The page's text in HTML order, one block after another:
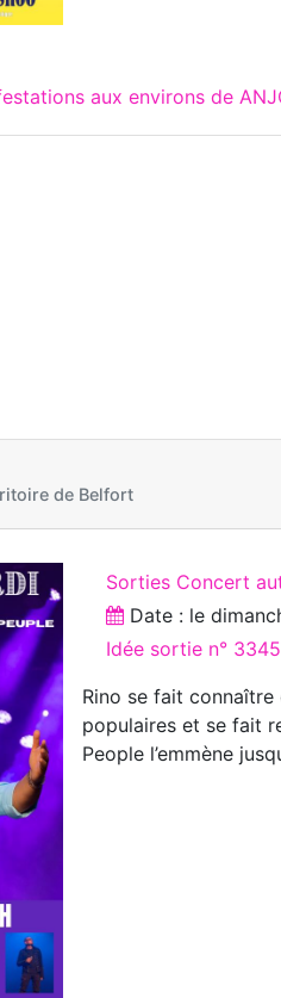
aux environs de
de Belfort
Sorties Concert
Date : le
Idée sortie n°
Rino se fait
populaires et se fait
People l’emmène